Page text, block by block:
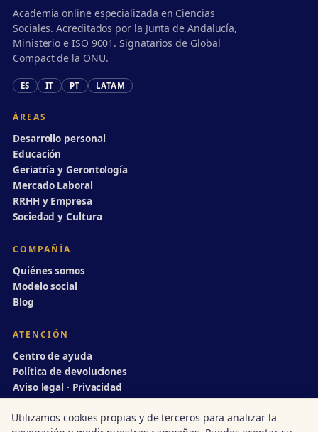
Academia online especializada en Ciencias
Sociales. Acreditados por la Junta de Andalucía,
Ministerio e ISO 9001. Signatarios de Global
Compact de la ONU.
ES IT PT LATAM
ÁREAS
Desarrollo personal
Educación
Geriatría y Gerontología
Mercado Laboral
RRHH y Empresa
Sociedad y Cultura
COMPAÑÍA
Quiénes somos
Modelo social
Blog
ATENCIÓN
Centro de ayuda
Política de devoluciones
Aviso legal · Privacidad
Utilizamos cookies propias y de terceros para analizar la